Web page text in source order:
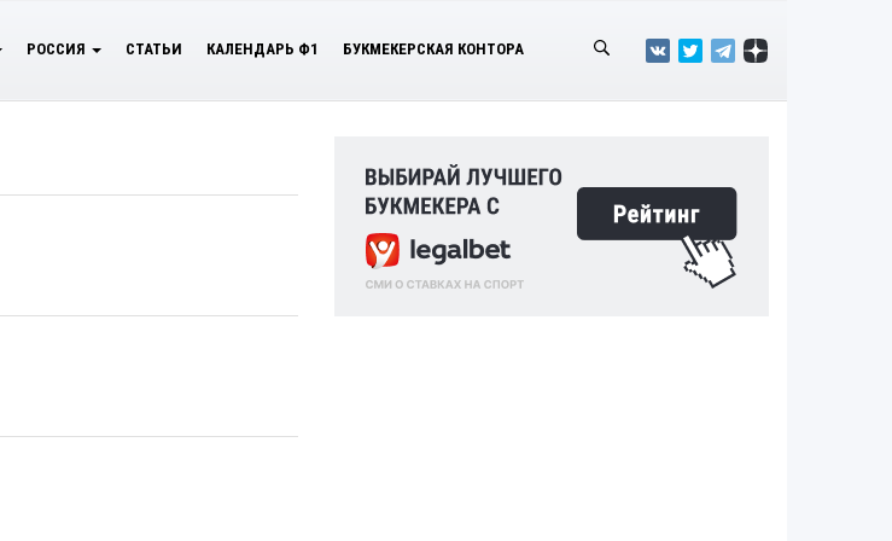
РОССИЯ СТАТЬИ КАЛЕНДАРЬ Ф1 БУКМЕКЕРСКАЯ КОНТОРА